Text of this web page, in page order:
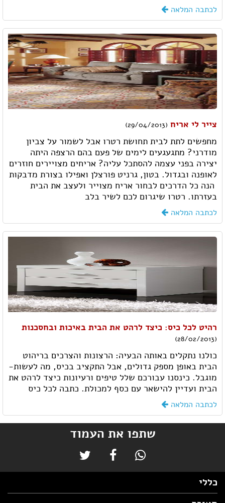
לכתבה המלאה
צייר לי אריח (29/04/2013)
מחפשים לתת לבית תחושת רטרו אבל לשמור על צביון
מודרני? מתגעגעים לימים של פעם בהם הרצפה היתה
יצירה בפני עצמה להסתכל עליה? אריחים מצויירים חוזרים
לאופנה ובגדול. בטון, גרניט פורצלן ואפילו בצורת מדבקות
 הנה כל הדרכים לבחור אריח מצוייר ולעצב את הבית
בעזרתו. רטרו שיגרום לכם לשיר בלב
לכתבה המלאה
רהיט לכל כיס: כיצד לרהט את הבית באיכות ובחסכנות
(28/02/2013)
כולנו נתקלים באותה הבעיה: הרצונות והצרכים בריהוט
הבית באופן מספק גדולים, אבל התקציב בכיס, מה לעשות-
מוגבל. כינסנו עבורכם שלל טיפים ורעיונות כיצד לרהט את
הבית ועדיין להישאר עם כסף למכולת. כתבה לכל כיס
לכתבה המלאה
שתפו את העמוד
כללי